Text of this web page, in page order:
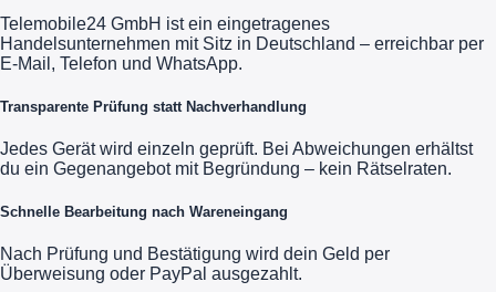
Telemobile24 GmbH ist ein eingetragenes
Handelsunternehmen mit Sitz in Deutschland – erreichbar per
E-Mail, Telefon und WhatsApp.
Transparente Prüfung statt Nachverhandlung
Jedes Gerät wird einzeln geprüft. Bei Abweichungen erhältst
du ein Gegenangebot mit Begründung – kein Rätselraten.
Schnelle Bearbeitung nach Wareneingang
Nach Prüfung und Bestätigung wird dein Geld per
Überweisung oder PayPal ausgezahlt.